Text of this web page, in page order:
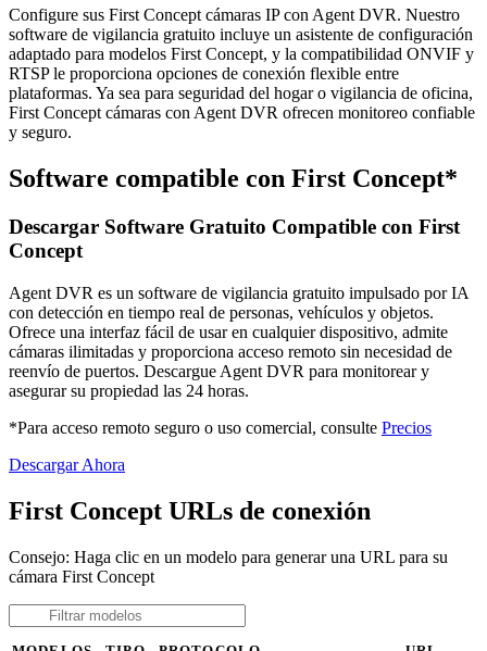
Configure sus First Concept cámaras IP con Agent DVR. Nuestro
software de vigilancia gratuito incluye un asistente de configuración
adaptado para modelos First Concept, y la compatibilidad ONVIF y
RTSP le proporciona opciones de conexión flexible entre
plataformas. Ya sea para seguridad del hogar o vigilancia de oficina,
First Concept cámaras con Agent DVR ofrecen monitoreo confiable
y seguro.
Software compatible con First Concept*
Descargar Software Gratuito Compatible con First
Concept
Agent DVR es un software de vigilancia gratuito impulsado por IA
con detección en tiempo real de personas, vehículos y objetos.
Ofrece una interfaz fácil de usar en cualquier dispositivo, admite
cámaras ilimitadas y proporciona acceso remoto sin necesidad de
reenvío de puertos. Descargue Agent DVR para monitorear y
asegurar su propiedad las 24 horas.
*Para acceso remoto seguro o uso comercial, consulte Precios
Descargar Ahora
First Concept URLs de conexión
Consejo: Haga clic en un modelo para generar una URL para su
cámara First Concept